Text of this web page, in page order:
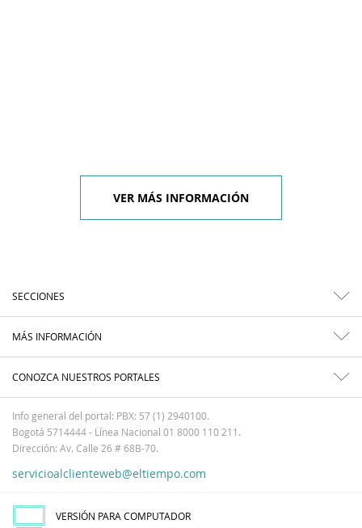
VER MÁS INFORMACIÓN
SECCIONES
MÁS INFORMACIÓN
CONOZCA NUESTROS PORTALES
Info general del portal: PBX: 57 (1) 2940100.
Bogotá 5714444 - Línea Nacional 01 8000 110 211.
Dirección: Av. Calle 26 # 68B-70.
servicioalclienteweb@eltiempo.com
VERSIÓN PARA COMPUTADOR